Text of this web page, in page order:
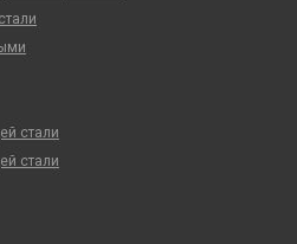
стали
стали